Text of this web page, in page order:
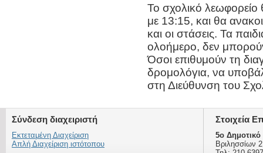
Το σχολικό λεωφορείο
με 13:15, και θα
και οι στάσεις. Τα
ολοήμερο, δεν
Όσοι επιθυμούν τη
δρομολόγια, να
στη Διεύθυνση του
Σύνδεση διαχειριστή
Εκτεταμένη Διαχείριση
Απλή Διαχείριση ιστότοπου
Στοιχεία
5ο Δημοτικό
Βριλησσίων